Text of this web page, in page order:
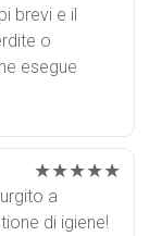
brevi e il
o
esegue
★★★★★
a
di igiene!